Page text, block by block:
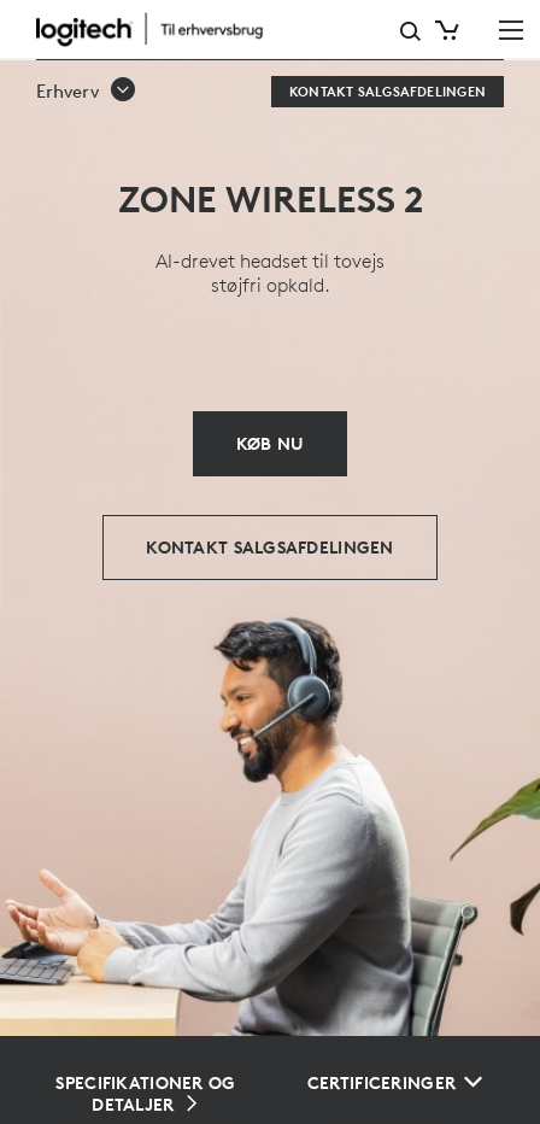
OVERSIGT
OVER
HEADSET
Erhverv KONTAKT SALGSAFDELINGEN
ZONE WIRELESS 2
AI-drevet headset til tovejs
støjfri opkald.
KØB NU
KONTAKT SALGSAFDELINGEN
SPECIFIKATIONER OG
DETALJER
CERTIFICERINGER